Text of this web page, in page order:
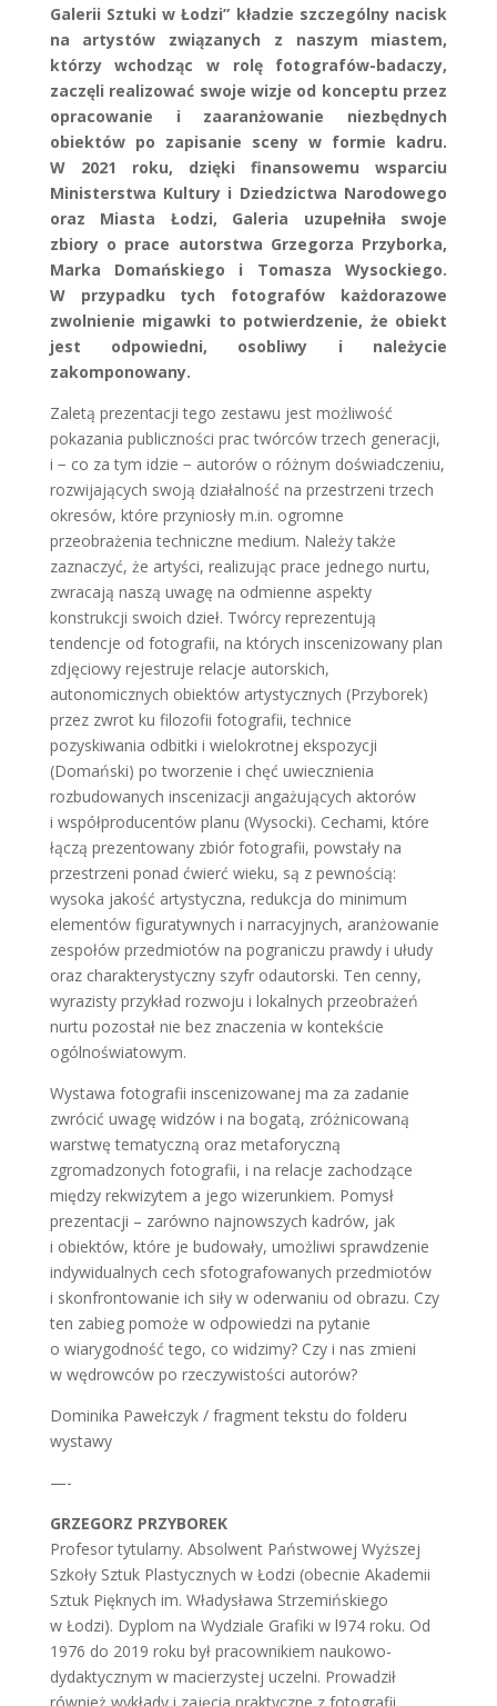
Galerii Sztuki w Łodzi” kładzie szczególny nacisk
na artystów związanych z naszym miastem,
którzy wchodząc w rolę fotografów-badaczy,
zaczęli realizować swoje wizje od konceptu przez
opracowanie i zaaranżowanie niezbędnych
obiektów po zapisanie sceny w formie kadru.
W 2021 roku, dzięki finansowemu wsparciu
Ministerstwa Kultury i Dziedzictwa Narodowego
oraz Miasta Łodzi, Galeria uzupełniła swoje
zbiory o prace autorstwa Grzegorza Przyborka,
Marka Domańskiego i Tomasza Wysockiego.
W przypadku tych fotografów każdorazowe
zwolnienie migawki to potwierdzenie, że obiekt
jest odpowiedni, osobliwy i należycie
zakomponowany.
Zaletą prezentacji tego zestawu jest możliwość
pokazania publiczności prac twórców trzech generacji,
i − co za tym idzie − autorów o różnym doświadczeniu,
rozwijających swoją działalność na przestrzeni trzech
okresów, które przyniosły m.in. ogromne
przeobrażenia techniczne medium. Należy także
zaznaczyć, że artyści, realizując prace jednego nurtu,
zwracają naszą uwagę na odmienne aspekty
konstrukcji swoich dzieł. Twórcy reprezentują
tendencje od fotografii, na których inscenizowany plan
zdjęciowy rejestruje relacje autorskich,
autonomicznych obiektów artystycznych (Przyborek)
przez zwrot ku filozofii fotografii, technice
pozyskiwania odbitki i wielokrotnej ekspozycji
(Domański) po tworzenie i chęć uwiecznienia
rozbudowanych inscenizacji angażujących aktorów
i współproducentów planu (Wysocki). Cechami, które
łączą prezentowany zbiór fotografii, powstały na
przestrzeni ponad ćwierć wieku, są z pewnością:
wysoka jakość artystyczna, redukcja do minimum
elementów figuratywnych i narracyjnych, aranżowanie
zespołów przedmiotów na pograniczu prawdy i ułudy
oraz charakterystyczny szyfr odautorski. Ten cenny,
wyrazisty przykład rozwoju i lokalnych przeobrażeń
nurtu pozostał nie bez znaczenia w kontekście
ogólnoświatowym.
Wystawa fotografii inscenizowanej ma za zadanie
zwrócić uwagę widzów i na bogatą, zróżnicowaną
warstwę tematyczną oraz metaforyczną
zgromadzonych fotografii, i na relacje zachodzące
między rekwizytem a jego wizerunkiem. Pomysł
prezentacji – zarówno najnowszych kadrów, jak
i obiektów, które je budowały, umożliwi sprawdzenie
indywidualnych cech sfotografowanych przedmiotów
i skonfrontowanie ich siły w oderwaniu od obrazu. Czy
ten zabieg pomoże w odpowiedzi na pytanie
o wiarygodność tego, co widzimy? Czy i nas zmieni
w wędrowców po rzeczywistości autorów?
Dominika Pawełczyk / fragment tekstu do folderu
wystawy
—-
GRZEGORZ PRZYBOREK
Profesor tytularny. Absolwent Państwowej Wyższej
Szkoły Sztuk Plastycznych w Łodzi (obecnie Akademii
Sztuk Pięknych im. Władysława Strzemińskiego
w Łodzi). Dyplom na Wydziale Grafiki w l974 roku. Od
1976 do 2019 roku był pracownikiem naukowo-
dydaktycznym w macierzystej uczelni. Prowadził
również wykłady i zajęcia praktyczne z fotografii